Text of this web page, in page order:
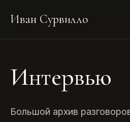
Иван Сурвилло
Интервью
Большой архив